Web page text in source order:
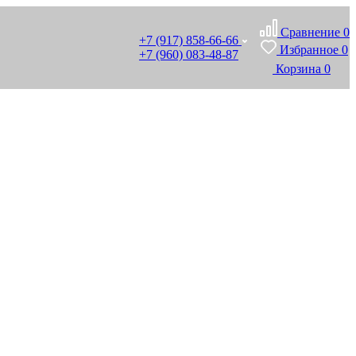
+7 (917) 858-66-66
+7 (960) 083-48-87
Сравнение 0
Избранное 0
Корзина 0